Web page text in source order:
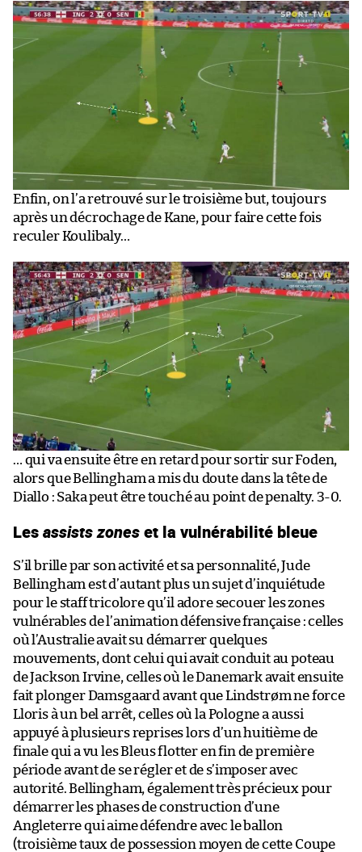
Enfin, on l’a retrouvé sur le troisième but, toujours
après un décrochage de Kane, pour faire cette fois
reculer Koulibaly…
… qui va ensuite être en retard pour sortir sur Foden,
alors que Bellingham a mis du doute dans la tête de
Diallo : Saka peut être touché au point de penalty. 3-0.
Lesassists zoneset la vulnérabilité bleue
S’il brille par son activité et sa personnalité, Jude
Bellingham est d’autant plus un sujet d’inquiétude
pour le staff tricolore qu’il adore secouer les zones
vulnérables de l’animation défensive française : celles
où l’Australie avait su démarrer quelques
mouvements, dont celui qui avait conduit au poteau
de Jackson Irvine, celles où le Danemark avait ensuite
fait plonger Damsgaard avant que Lindstrøm ne force
Lloris à un bel arrêt, celles où la Pologne a aussi
appuyé à plusieurs reprises lors d’un huitième de
finale qui a vu les Bleus flotter en fin de première
période avant de se régler et de s’imposer avec
autorité. Bellingham, également très précieux pour
démarrer les phases de construction d’une
Angleterre qui aime défendre avec le ballon
(troisième taux de possession moyen de cette Coupe